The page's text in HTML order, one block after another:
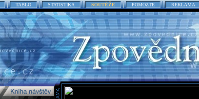
TABLO STATISTIKA SOUTĚŽE POMOZTE REKLAMA